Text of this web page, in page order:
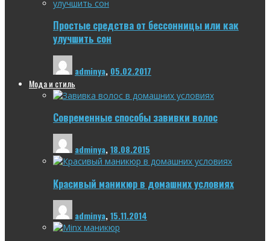
Простые средства от бессонницы или как
улучшить сон
adminya, 05.02.2017
Мода и стиль
Современные способы завивки волос
adminya,18.08.2015
Красивый маникюр в домашних условиях
adminya,15.11.2014